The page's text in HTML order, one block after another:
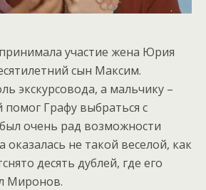
участие жена Юрия
сын Максим.
экскурсовода, а мальчику –
Графу выбраться с
очень рад возможности
оказалась не такой веселой, как
десять дублей, где его
Миронов.